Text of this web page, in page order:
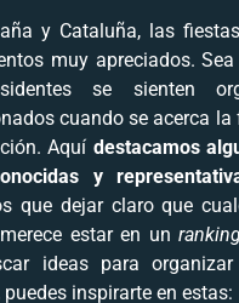
y Cataluña, las
muy apreciados.
se sienten
cuando se acerca la
Aquí destacamos
y
que dejar claro que
estar en un
ideas para
puedes inspirarte en estas: